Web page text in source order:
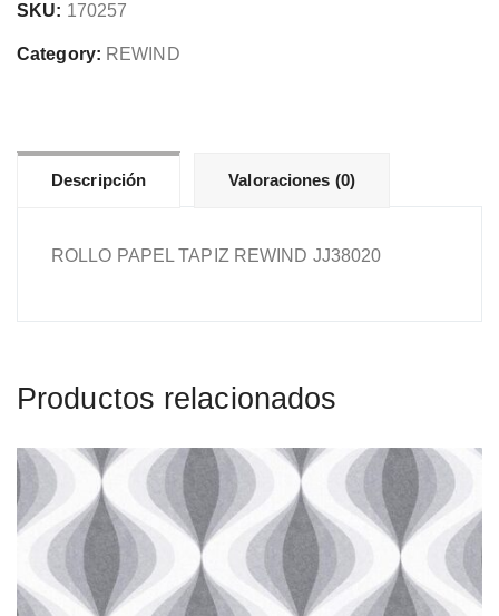
REWIND
JJ38020
SKU: 170257
Category: REWIND
Descripción Valoraciones (0)
ROLLO PAPEL TAPIZ REWIND JJ38020
Productos relacionados